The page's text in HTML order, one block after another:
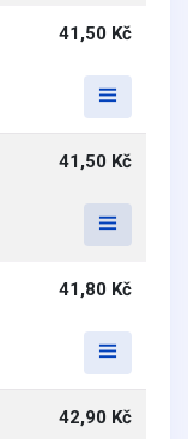
41,50 Kč
41,50 Kč
41,80 Kč
42,90 Kč